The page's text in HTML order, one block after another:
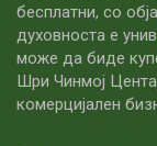
бесплатни, со
духовноста е
може да биде
Шри Чинмој
комерцијален